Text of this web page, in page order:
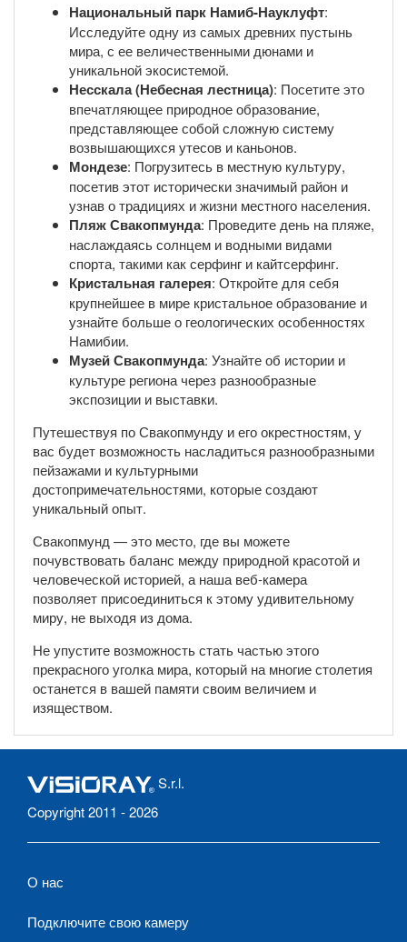
Национальный парк Намиб-Науклуфт:
Исследуйте одну из самых древних пустынь
мира, с ее величественными дюнами и
уникальной экосистемой.
Несскала (Небесная лестница): Посетите это
впечатляющее природное образование,
представляющее собой сложную систему
возвышающихся утесов и каньонов.
Мондезе: Погрузитесь в местную культуру,
посетив этот исторически значимый район и
узнав о традициях и жизни местного населения.
Пляж Свакопмунда: Проведите день на пляже,
наслаждаясь солнцем и водными видами
спорта, такими как серфинг и кайтсерфинг.
Кристальная галерея: Откройте для себя
крупнейшее в мире кристальное образование и
узнайте больше о геологических особенностях
Намибии.
Музей Свакопмунда: Узнайте об истории и
культуре региона через разнообразные
экспозиции и выставки.
Путешествуя по Свакопмунду и его окрестностям, у
вас будет возможность насладиться разнообразными
пейзажами и культурными
достопримечательностями, которые создают
уникальный опыт.
Свакопмунд — это место, где вы можете
почувствовать баланс между природной красотой и
человеческой историей, а наша веб-камера
позволяет присоединиться к этому удивительному
миру, не выходя из дома.
Не упустите возможность стать частью этого
прекрасного уголка мира, который на многие столетия
останется в вашей памяти своим величием и
изяществом.
S.r.l.
Copyright 2011 - 2026
О нас
Подключите свою камеру